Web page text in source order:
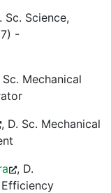
Sc. Science,
-
Sc. Mechanical
, D. Sc. Mechanical
, D.
Efficiency